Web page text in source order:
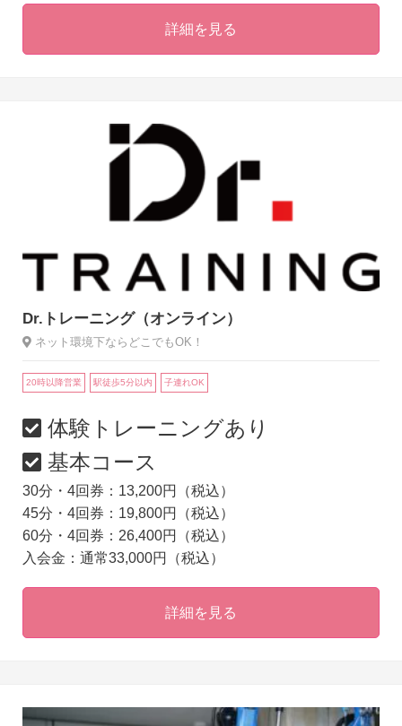
詳細を見る
Dr.トレーニング（オンライン）
ネット環境下ならどこでもOK！
20時以降営業 駅徒歩5分以内 子連れOK
体験トレーニングあり
基本コース
30分・4回券：13,200円（税込）
45分・4回券：19,800円（税込）
60分・4回券：26,400円（税込）
入会金：通常33,000円（税込）
詳細を見る